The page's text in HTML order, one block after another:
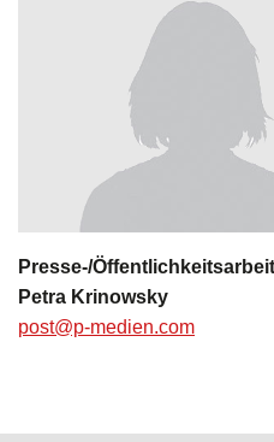
Presse-/
Petra Krinowsky
post@p-medien.com